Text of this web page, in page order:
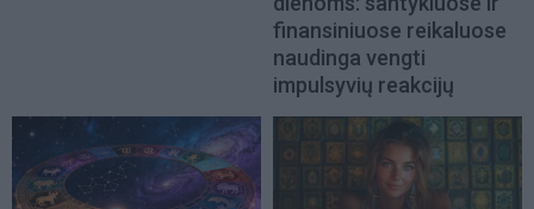
finansiniuose reikaluose
naudinga vengti
impulsyvių reakcijų